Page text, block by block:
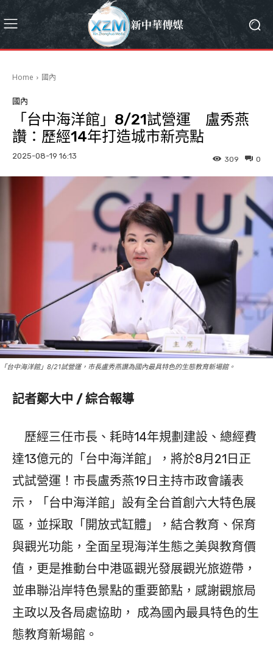
Home 國內
國內
「台中海洋館」8/21試營運 盧秀燕
讚：歷經14年打造城市新亮點
2025-08-19 16:13 0
309
「台中海洋館」8/21試營運，市長盧秀燕讚為國內最具特色的生態教育新場館。
記者鄭大中 / 綜合報導
歷經三任市長、耗時14年規劃建設、總經費
達13億元的「台中海洋館」，將於8月21日正
式試營運！市長盧秀燕19日主持市政會議表
示，「台中海洋館」設有全台首創六大特色展
區，並採取「開放式缸體」，結合教育、保育
與觀光功能，全面呈現海洋生態之美與教育價
值，更是推動台中港區觀光發展觀光旅遊帶，
並串聯沿岸特色景點的重要節點，感謝觀旅局
主政以及各局處協助， 成為國內最具特色的生
態教育新場館。